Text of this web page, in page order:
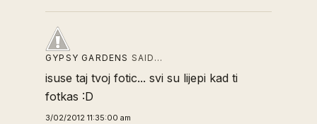
GYPSY GARDENS SAID…
isuse taj tvoj fotic... svi su lijepi kad ti
fotkas :D
3/02/2012 11:35:00 am